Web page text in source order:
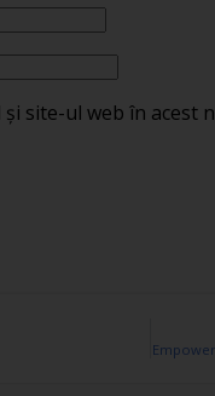
și site-ul web în